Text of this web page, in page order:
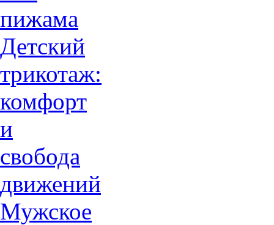
пижама
Детский
трикотаж:
комфорт
и
свобода
движений
Мужское